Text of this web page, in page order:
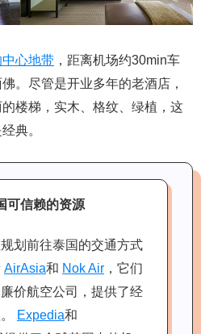
心地带 ，距离机场约30min车
。尽管是开业多年的老酒店，
楼梯，实木、格纹、绿植，这
典。
可信赖的资源
划前往泰国的交通方式
AirAsia和 Nok Air ，它们
价航空公司，提供了经
Expedia和